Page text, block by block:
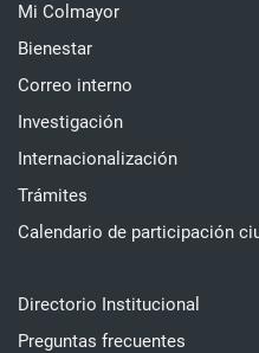
Mi Colmayor
Bienestar
Correo interno
Investigación
Internacionalización
Trámites
Calendario de participación
Directorio Institucional
Preguntas frecuentes